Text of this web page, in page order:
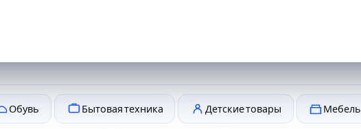
Обувь Бытовая техника Детские товары Мебель